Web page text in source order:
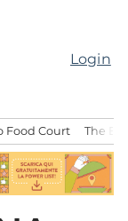
Login
Food Court The